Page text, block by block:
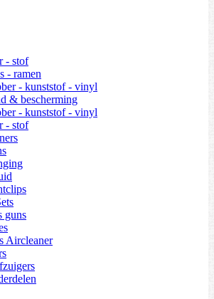
- stof
- ramen
- kunststof - vinyl
& bescherming
- kunststof - vinyl
- stof
guns
Aircleaner